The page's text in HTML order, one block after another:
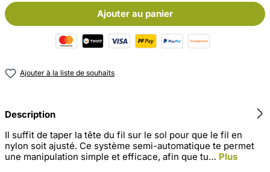
Ajouter au panier
Ajouter à la liste de souhaits
Description
Il suffit de taper la tête du fil sur le sol pour que le fil en
nylon soit ajusté. Ce système semi-automatique te permet
une manipulation simple et efficace, afin que tu… Plus